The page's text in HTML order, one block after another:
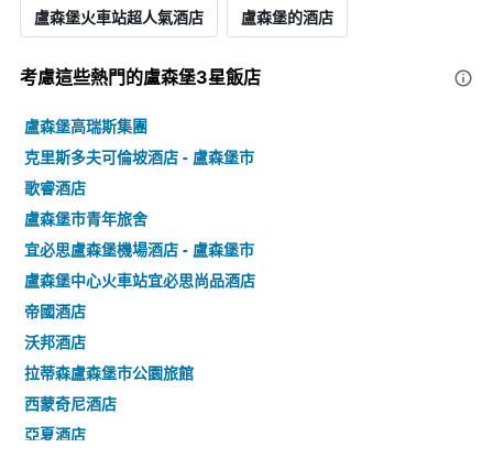
盧森堡火車站超人氣酒店 盧森堡的酒店
考慮這些熱門的盧森堡3星​飯店
盧森堡高瑞斯集團
克里斯多夫可倫坡酒店 - 盧森堡市
歌睿酒店
盧森堡市青年旅舍
宜必思盧森堡機場酒店 - 盧森堡市
盧森堡中心火車站宜必思尚品酒店
帝國酒店
沃邦酒店
拉蒂森盧森堡市公園旅館
西蒙奇尼酒店
亞夏酒店